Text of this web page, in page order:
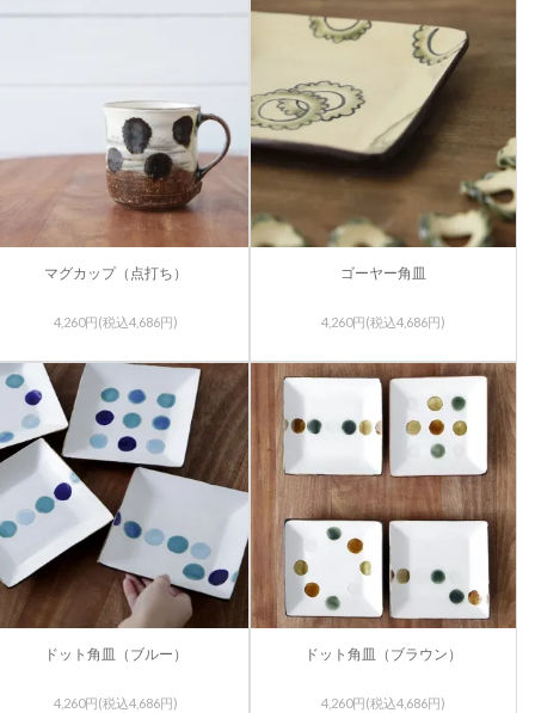
マグカップ（点打ち）
4,260円(税込4,686円)
ゴーヤー角皿
4,260円(税込4,686円)
ドット角皿（ブルー）
4,260円(税込4,686円)
ドット角皿（ブラウン）
4,260円(税込4,686円)